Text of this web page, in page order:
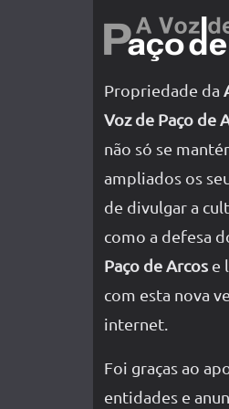
Propriedade da
Voz de Paço de
não só se
ampliados os
de divulgar a
como a defesa
Paço de Arcos e
com esta nova
internet.
Foi graças ao
entidades e